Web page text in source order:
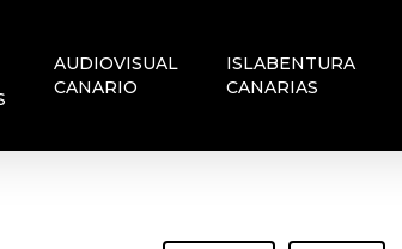
AUDIOVISUAL
CANARIO
ISLABENTURA
CANARIAS